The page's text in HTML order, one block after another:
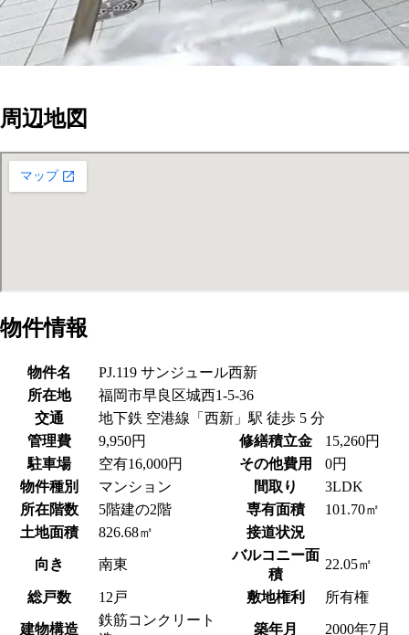
周辺地図
物件情報
物件名
PJ.119 サンジュール西新
所在地
福岡市早良区城西1-5-36
交通
地下鉄 空港線「西新」駅 徒歩 5 分
管理費
9,950円 修繕積立金
15,260円
駐車場
空有16,000円 その他費用
0円
物件種別
マンション 間取り
3LDK
所在階数
5階建の2階 専有面積
101.70㎡
土地面積
826.68㎡ 接道状況
向き 南東
バルコニー面
積
22.05㎡
総戸数 12戸 敷地権利 所有権
建物構造
鉄筋コンクリート
築年月 2000年7月